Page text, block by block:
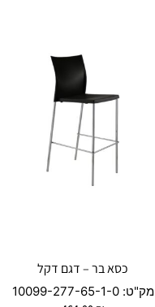
כסא בר – דגם דקל
מק"ט:10099-277-65-1-0